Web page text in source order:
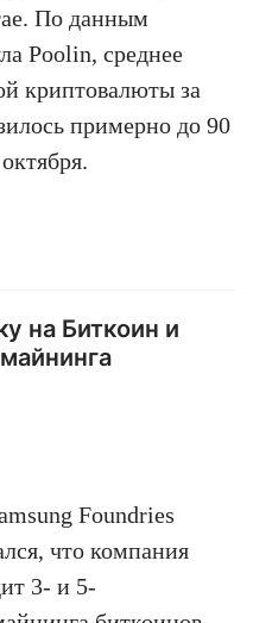
По данным
Poolin, среднее
криптовалюты за
примерно до 90
на Биткоин и
Foundries
что компания
3- и 5-